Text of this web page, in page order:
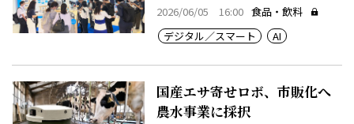
2026/06/05 16:00 食品・飲料
デジタル／スマート
AI
国産エサ寄せロボ、市販化へ
農水事業に採択